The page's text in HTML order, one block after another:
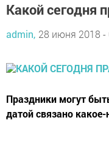
Какой сегодня
admin, 28 июня 2018 -
Праздники могут
датой связано